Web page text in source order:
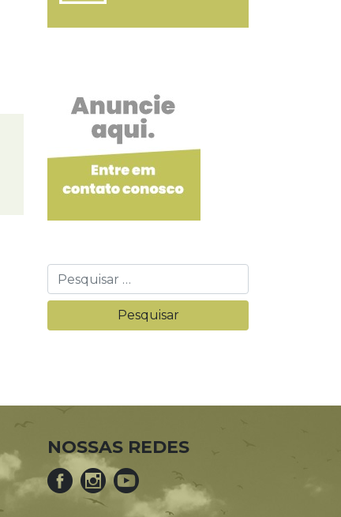
NOSSAS REDES